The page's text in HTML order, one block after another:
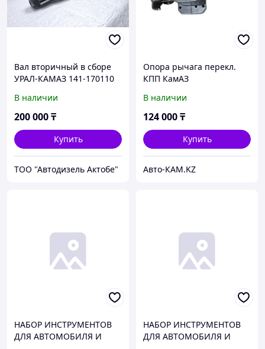
Вал вторичный в сборе
УРАЛ-КАМАЗ 141-170110
В наличии
200 000₸
Купить
ТОО "Автодизель Актобе"
Опора рычага перекл.
КПП КамАЗ
В наличии
124 000₸
Купить
Авто-КАМ.KZ
НАБОР ИНСТРУМЕНТОВ
ДЛЯ АВТОМОБИЛЯ И
НАБОР ИНСТРУМЕНТОВ
ДЛЯ АВТОМОБИЛЯ И